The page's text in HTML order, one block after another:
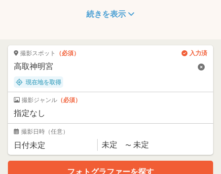
続きを表示
撮影スポット （必須） 入力済
現在地を取得
撮影ジャンル （必須）
撮影日時 （任意）